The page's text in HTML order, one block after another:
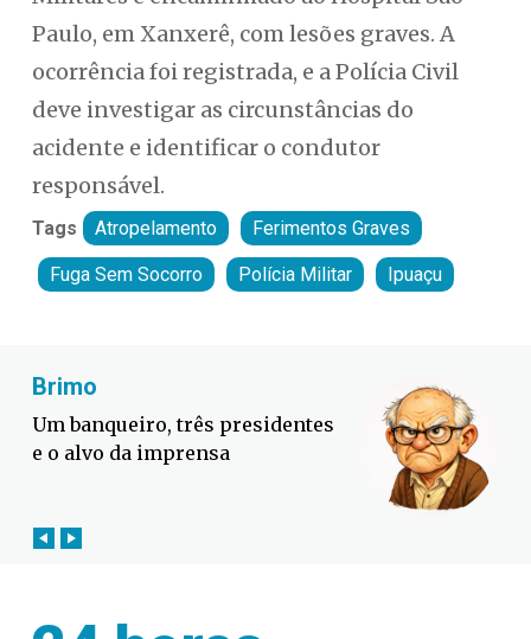
Paulo, em Xanxerê, com lesões graves. A
ocorrência foi registrada, e a Polícia Civil
deve investigar as circunstâncias do
acidente e identificar o condutor
responsável.
Tags Atropelamento Ferimentos Graves
Fuga Sem Socorro Polícia Militar Ipuaçu
Defesa Civil lança campanha
contra o El Niño em SC